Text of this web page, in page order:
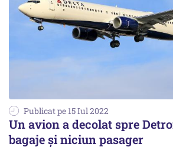
Publicat pe 15 Iul 2022
Un avion a decolat spre
bagaje și niciun pasager